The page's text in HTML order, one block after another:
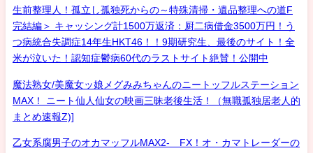
生前整理人！孤立し孤独死からの～特殊清掃・遺品整理への道F
完結編＞ キャッシング計1500万返済：厨二病借金3500万円！う
つ病統合失調症14年生HKT46！！9期研究生、最後のサイト！全
米が泣いた！認知症鬱病60代のラストサイト絶賛！公開中
魔法熟女/美魔女ッ娘メグみみちゃんのニートッフルステーション
MAX！ ニート仙人仙女の映画三昧老後生活！（無職孤独居老人的
まとめ速報Z)]
乙女系腐男子のオカマッフルMAX2- FX！オ・カマトレーダーの